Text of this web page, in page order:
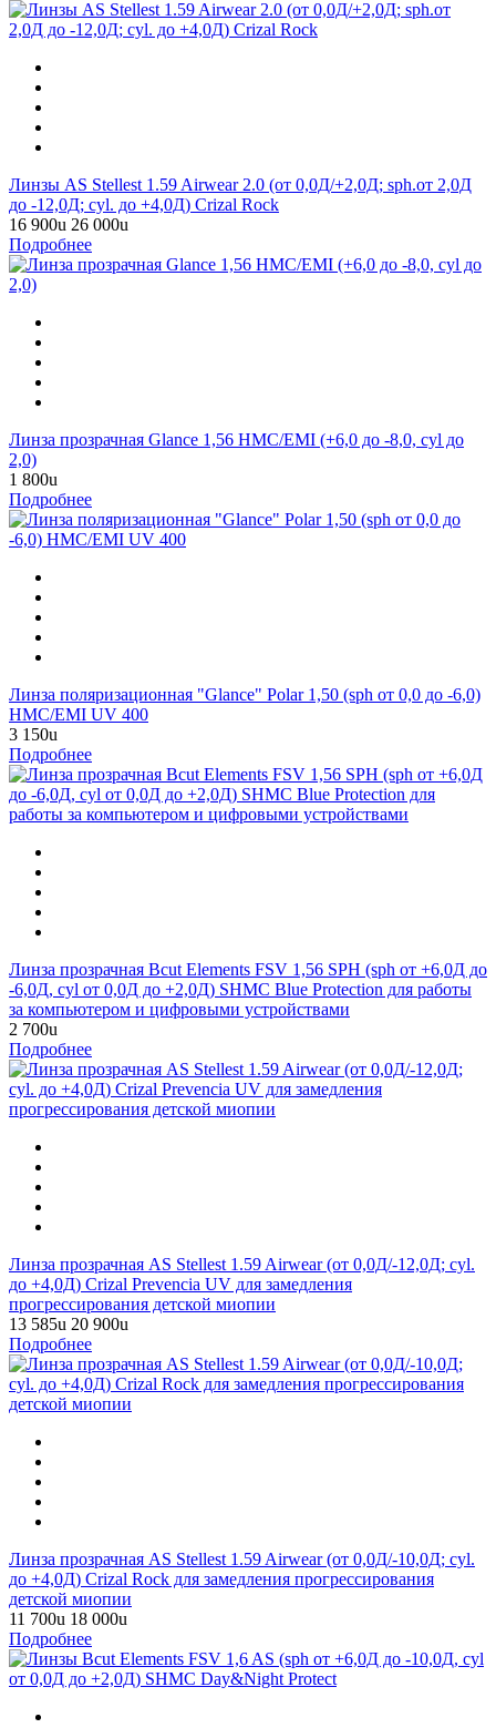
Линзы AS Stellest 1.59 Airwear 2.0 (от 0,0Д/+2,0Д; sph.от 2,0Д
до -12,0Д; cyl. до +4,0Д) Crizal Rock
16 900u 26 000u
Подробнее
Линза прозрачная Glance 1,56 HMC/EMI (+6,0 до -8,0, cyl до
2,0)
1 800u
Подробнее
Линза поляризационная "Glance" Polar 1,50 (sph от 0,0 до -6,0)
HMC/EMI UV 400
3 150u
Подробнее
Линза прозрачная Bcut Elements FSV 1,56 SPH (sph от +6,0Д до
-6,0Д, cyl от 0,0Д до +2,0Д) SHMC Blue Protection для работы
за компьютером и цифровыми устройствами
2 700u
Подробнее
Линза прозрачная AS Stellest 1.59 Airwear (от 0,0Д/-12,0Д; cyl.
до +4,0Д) Crizal Prevencia UV для замедления
прогрессирования детской миопии
13 585u 20 900u
Подробнее
Линза прозрачная AS Stellest 1.59 Airwear (от 0,0Д/-10,0Д; cyl.
до +4,0Д) Crizal Rock для замедления прогрессирования
детской миопии
11 700u 18 000u
Подробнее